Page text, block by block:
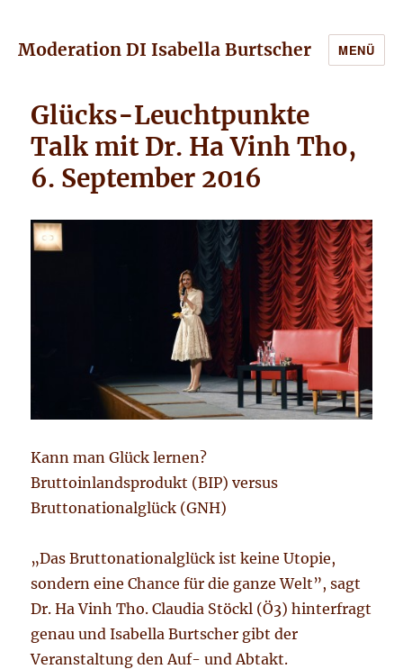
Moderation DI Isabella Burtscher MENÜ
Glücks-Leuchtpunkte
Talk mit Dr. Ha Vinh Tho,
6. September 2016
Kann man Glück lernen?
Bruttoinlandsprodukt (BIP) versus
Bruttonationalglück (GNH)
„Das Bruttonationalglück ist keine Utopie,
sondern eine Chance für die ganze Welt”, sagt
Dr. Ha Vinh Tho. Claudia Stöckl (Ö3) hinterfragt
genau und Isabella Burtscher gibt der
Veranstaltung den Auf- und Abtakt.